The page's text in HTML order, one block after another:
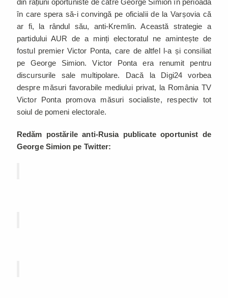
în care spera să-i convingă pe oficialii de la Varșovia că
ar fi, la rândul său, anti-Kremlin. Această strategie a
partidului AUR de a minți electoratul ne amintește de
fostul premier Victor Ponta, care de altfel l-a și consiliat
pe George Simion. Victor Ponta era renumit pentru
discursurile sale multipolare. Dacă la Digi24 vorbea
despre măsuri favorabile mediului privat, la România TV
Victor Ponta promova măsuri socialiste, respectiv tot
soiul de pomeni electorale.
Redăm postările anti-Rusia publicate oportunist de
George Simion pe Twitter: